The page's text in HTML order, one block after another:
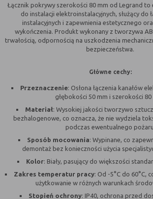
naszych serwisów internetowych pod
popularności wśród użytkowników.
informacje są przetwarzane w formie
Wyrażenie zgody na analityczne pliki
gwarantuje dostępność wszystkich
Dzięki reklamowym plikom cookies
najciekawsze informacje i aktualności
naszych partnerów.
Promocyjne pliki cookies służą do
upodobań oraz Twoich zwyczajów
przeglądanej witryny internetowej.
mogą pojawić się na stronach
firm będących naszymi partnerami oraz
dostawców usług. Firmy te działają w
pośredników prezentujących nasze
wiadomości, ofert, komunikatów
społecznościowych.
Polityką cookiesoraz
Wyróżnić można szczegółowy podział
A. Rodzaje cookies ze względu na
Opis
Niezbędne
Są absolutnie niezbędne
funkcjonowania witryny
funkcjonalności z których
skorzystać
- służą wzbogaceniu
serwisu, bez nich serwis
poprawnie, jednak nie
dostosowany do
- służą zapewnieniu
funkcjonalności serwisu,
Łącznik pokrywy szerokości 80 mm od Legrand to
do instalacji elektroinstalacyjnych, służący do
instalacyjnych i zapewnienia estetycznego
wykończenia. Produkt wykonany z tworzywa
trwałością, odpornością na uszkodzenia
bezpieczeństwa.
Główne cechy:
Przeznaczenie: Osłona łączenia kanałów
głębokości 50 mm i szerokości 80
Materiał: Wysokiej jakości tworzywo
bezhalogenowe, co oznacza, że nie wydziela
podczas ewentualnego
Sposób mocowania: Wypinane, co
demontaż bez konieczności użycia
Kolor: Biały, pasujący do większości
Zakres temperatur pracy: Od -5°C do 60°C,
użytkowanie w różnych warunkach
Stopień ochrony: IP40, ochrona przed